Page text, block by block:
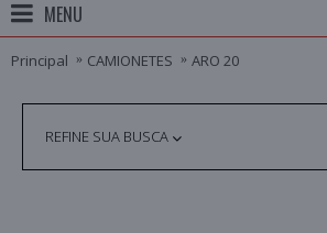
MENU
Principal CAMIONETES ARO 20
REFINE SUA BUSCA